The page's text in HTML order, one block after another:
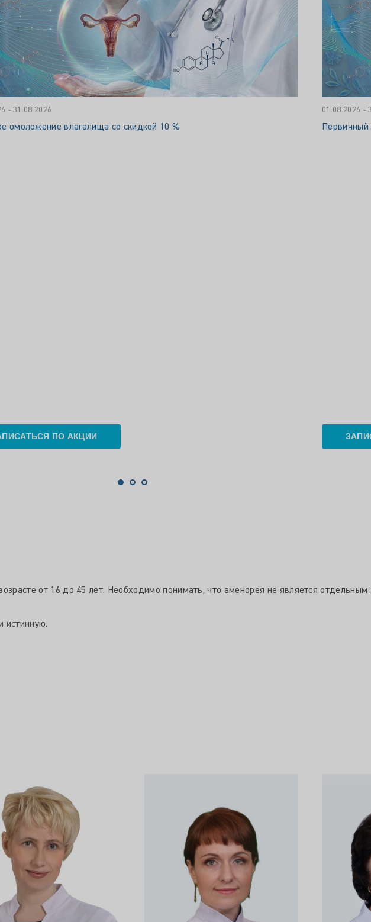
- 31.08.2026
омоложение влагалища со скидкой 10 %
ПО АКЦИИ
01.08.2026 -
Первичный
от 16 до 45 лет. Необходимо понимать, что аменорея не является
истинную.